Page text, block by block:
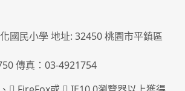
國民小學 地址: 32450 桃園市平鎮區
傳真：03-4921754